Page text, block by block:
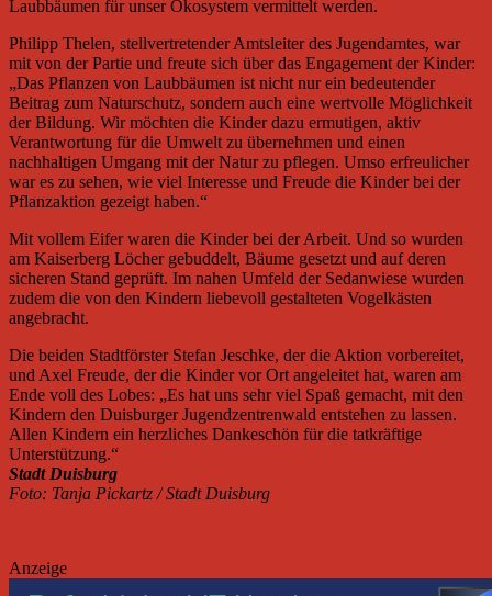
Laubbäumen für unser Ökosystem vermittelt werden.
Philipp Thelen, stellvertretender Amtsleiter des Jugendamtes, war
mit von der Partie und freute sich über das Engagement der Kinder:
„Das Pflanzen von Laubbäumen ist nicht nur ein bedeutender
Beitrag zum Naturschutz, sondern auch eine wertvolle Möglichkeit
der Bildung. Wir möchten die Kinder dazu ermutigen, aktiv
Verantwortung für die Umwelt zu übernehmen und einen
nachhaltigen Umgang mit der Natur zu pflegen. Umso erfreulicher
war es zu sehen, wie viel Interesse und Freude die Kinder bei der
Pflanzaktion gezeigt haben.“
Mit vollem Eifer waren die Kinder bei der Arbeit. Und so wurden
am Kaiserberg Löcher gebuddelt, Bäume gesetzt und auf deren
sicheren Stand geprüft. Im nahen Umfeld der Sedanwiese wurden
zudem die von den Kindern liebevoll gestalteten Vogelkästen
angebracht.
Die beiden Stadtförster Stefan Jeschke, der die Aktion vorbereitet,
und Axel Freude, der die Kinder vor Ort angeleitet hat, waren am
Ende voll des Lobes: „Es hat uns sehr viel Spaß gemacht, mit den
Kindern den Duisburger Jugendzentrenwald entstehen zu lassen.
Allen Kindern ein herzliches Dankeschön für die tatkräftige
Unterstützung.“
Stadt Duisburg
Foto: Tanja Pickartz / Stadt Duisburg
Anzeige